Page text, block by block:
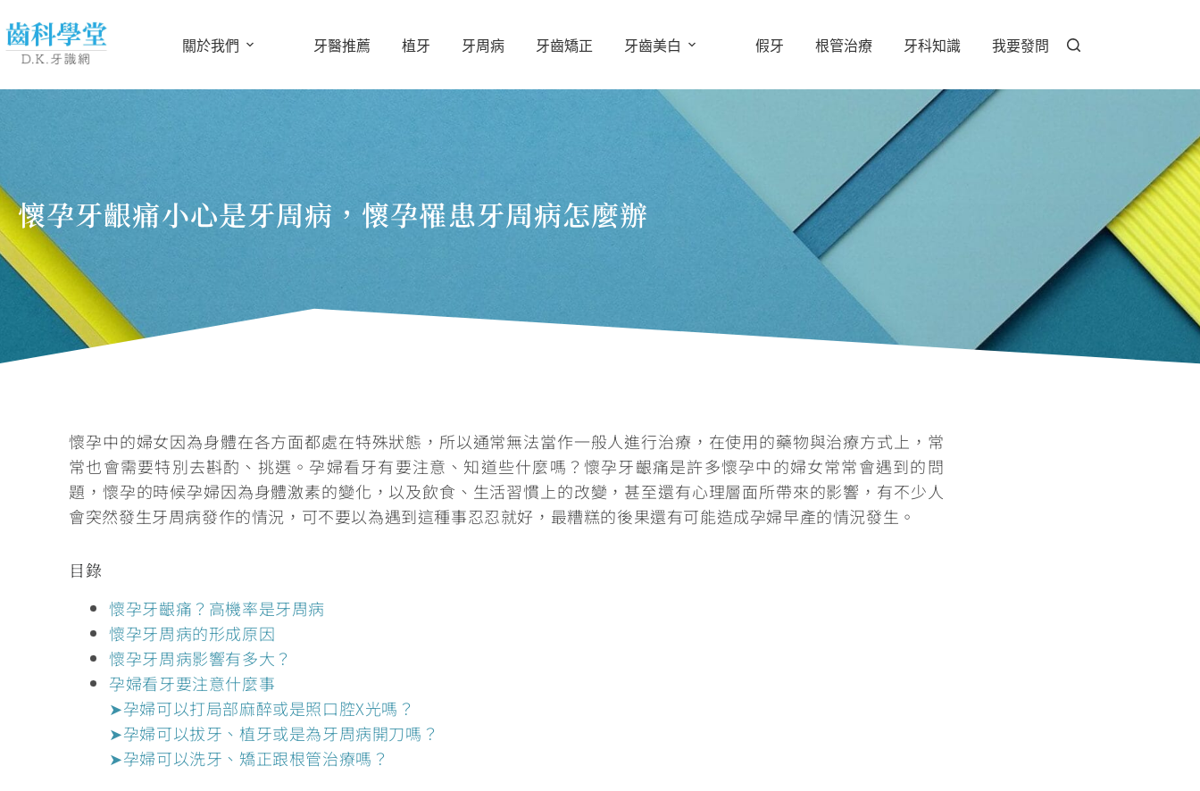
關於我們 牙醫推薦 植牙 牙周病 牙齒矯正 牙齒美白 假牙 根管治療 牙科知識 我要發問
懷孕牙齦痛小心是牙周病，懷孕罹患牙周病怎麼辦
懷孕中的婦女因為身體在各方面都處在特殊狀態，所以通常無法當作一般人進行治療，在使用的藥物與治療方式上，常
常也會需要特別去斟酌、挑選。孕婦看牙有要注意、知道些什麼嗎？懷孕牙齦痛是許多懷孕中的婦女常常會遇到的問
題 ，懷孕的時候孕婦因為身體激素的變化，以及飲食、生活習慣上的改變，甚至還有心理層面所帶來的影響，有不少人
會突然發生牙周病發作的情況，可不要以為遇到這種事忍忍就好，最糟糕的後果還有可能造成孕婦早產的情況發生。
目錄
懷孕牙齦痛？高機率是牙周病
懷孕牙周病的形成原因
懷孕牙周病影響有多大？
孕婦看牙要注意什麼事
➤孕婦可以打局部麻醉或是照口腔X光嗎？
➤孕婦可以拔牙、植牙或是為牙周病開刀嗎？
➤孕婦可以洗牙、矯正跟根管治療嗎？